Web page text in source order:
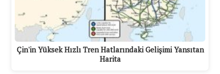
Çin'in Yüksek Hızlı Tren Hatlarındaki Gelişimi Yansıtan
Harita